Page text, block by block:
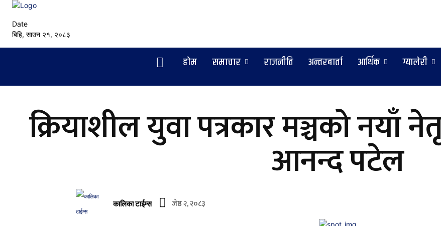
Date
बिहि, साउन २१, २०८३
हाेम समाचार राजनीति अन्तरबार्ता आर्थिक ग्यालेरी
क्रियाशील युवा पत्रकार मञ्चको नयाँ
आनन्द पटेल
कालिका टाईम्स जेष्ठ २, २०८३